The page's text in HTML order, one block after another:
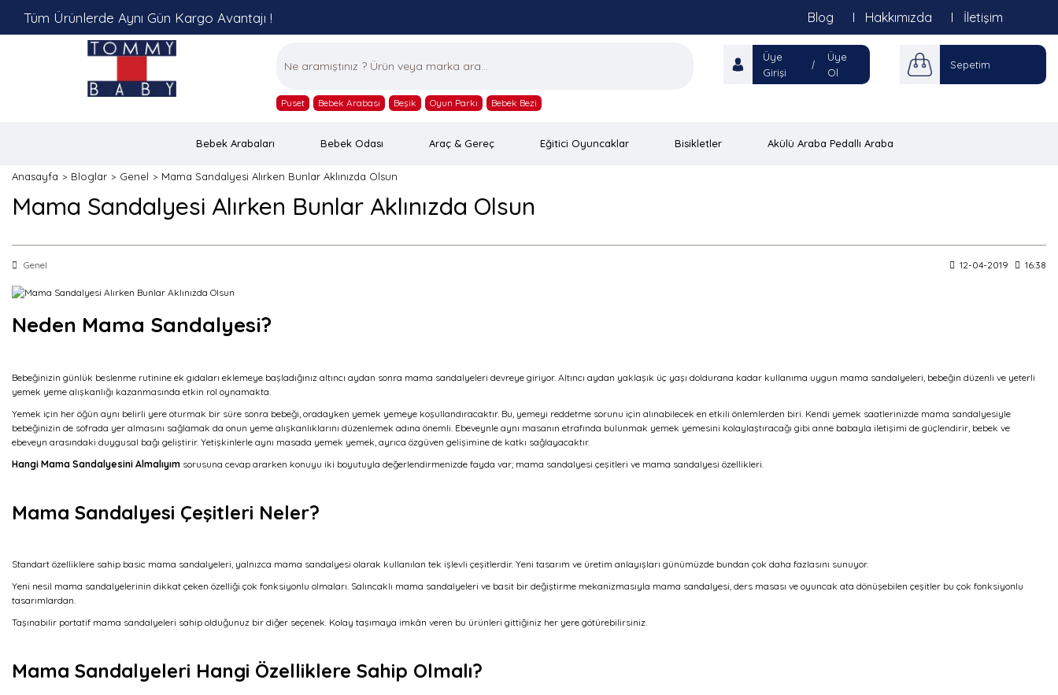
Tüm Ürünlerde Aynı Gün Kargo Avantajı ! Blog Hakkımızda İletişim
Puset Bebek Arabası Beşik Oyun Parkı Bebek Bezi
Üye
Girişi
|
Üye
Ol
Sepetim
Bebek Arabaları Bebek Odası Araç & Gereç Eğitici Oyuncaklar Bisikletler Akülü Araba Pedallı Araba
Anasayfa Bloglar Genel Mama Sandalyesi Alırken Bunlar Aklınızda Olsun
Mama Sandalyesi Alırken Bunlar Aklınızda Olsun
Genel 12-04-2019 16:38
Neden Mama Sandalyesi?
Bebeğinizin günlük beslenme rutinine ek gıdaları eklemeye başladığınız altıncı aydan sonra mama sandalyeleri devreye giriyor. Altıncı aydan yaklaşık üç yaşı doldurana kadar kullanıma uygun mama sandalyeleri, bebeğin düzenli ve yeterli
yemek yeme alışkanlığı kazanmasında etkin rol oynamakta.
Yemek için her öğün aynı belirli yere oturmak bir süre sonra bebeği, oradayken yemek yemeye koşullandıracaktır. Bu, yemeyi reddetme sorunu için alınabilecek en etkili önlemlerden biri. Kendi yemek saatlerinizde mama sandalyesiyle
bebeğinizin de sofrada yer almasını sağlamak da onun yeme alışkanlıklarını düzenlemek adına önemli. Ebeveynle aynı masanın etrafında bulunmak yemek yemesini kolaylaştıracağı gibi anne babayla iletişimi de güçlendirir, bebek ve
ebeveyn arasındaki duygusal bağı geliştirir. Yetişkinlerle aynı masada yemek yemek, ayrıca özgüven gelişimine de katkı sağlayacaktır.
Hangi Mama Sandalyesini Almalıyım sorusuna cevap ararken konuyu iki boyutuyla değerlendirmenizde fayda var; mama sandalyesi çeşitleri ve mama sandalyesi özellikleri.
Mama Sandalyesi Çeşitleri Neler?
Standart özelliklere sahip basic mama sandalyeleri, yalnızca mama sandalyesi olarak kullanılan tek işlevli çeşitlerdir. Yeni tasarım ve üretim anlayışları günümüzde bundan çok daha fazlasını sunuyor.
Yeni nesil mama sandalyelerinin dikkat çeken özelliği çok fonksiyonlu olmaları. Salıncaklı mama sandalyeleri ve basit bir değiştirme mekanizmasıyla mama sandalyesi, ders masası ve oyuncak ata dönüşebilen çeşitler bu çok fonksiyonlu
tasarımlardan.
Taşınabilir portatif mama sandalyeleri sahip olduğunuz bir diğer seçenek. Kolay taşımaya imkân veren bu ürünleri gittiğiniz her yere götürebilirsiniz.
Mama Sandalyeleri Hangi Özelliklere Sahip Olmalı?